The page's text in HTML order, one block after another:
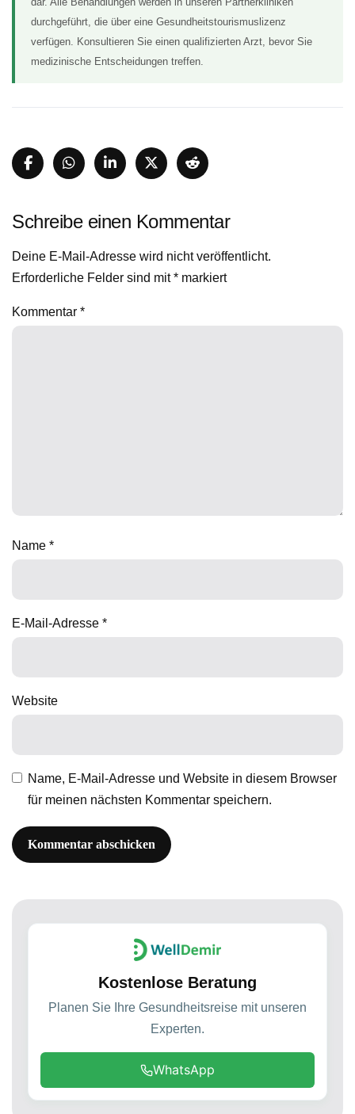
durchgeführt, die über eine Gesundheitstourismuslizenz
verfügen. Konsultieren Sie einen qualifizierten Arzt, bevor Sie
medizinische Entscheidungen treffen.
Schreibe einen Kommentar
Deine E-Mail-Adresse wird nicht veröffentlicht.
Erforderliche Felder sind mit* markiert
Kommentar *
Name *
E-Mail-Adresse *
Website
Name, E-Mail-Adresse und Website in diesem Browser
für meinen nächsten Kommentar speichern.
Kostenlose Beratung
Planen Sie Ihre Gesundheitsreise mit unseren
Experten.
WhatsApp